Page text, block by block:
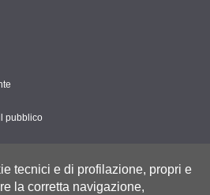
pubblico
tecnici e di profilazione, propri e
la corretta navigazione,